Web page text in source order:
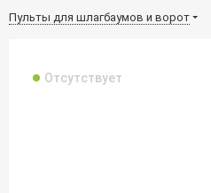
Пульты для шлагбаумов и ворот
Отсутствует